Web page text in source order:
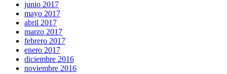
junio 2017
mayo 2017
abril 2017
marzo 2017
febrero 2017
enero 2017
diciembre 2016
noviembre 2016